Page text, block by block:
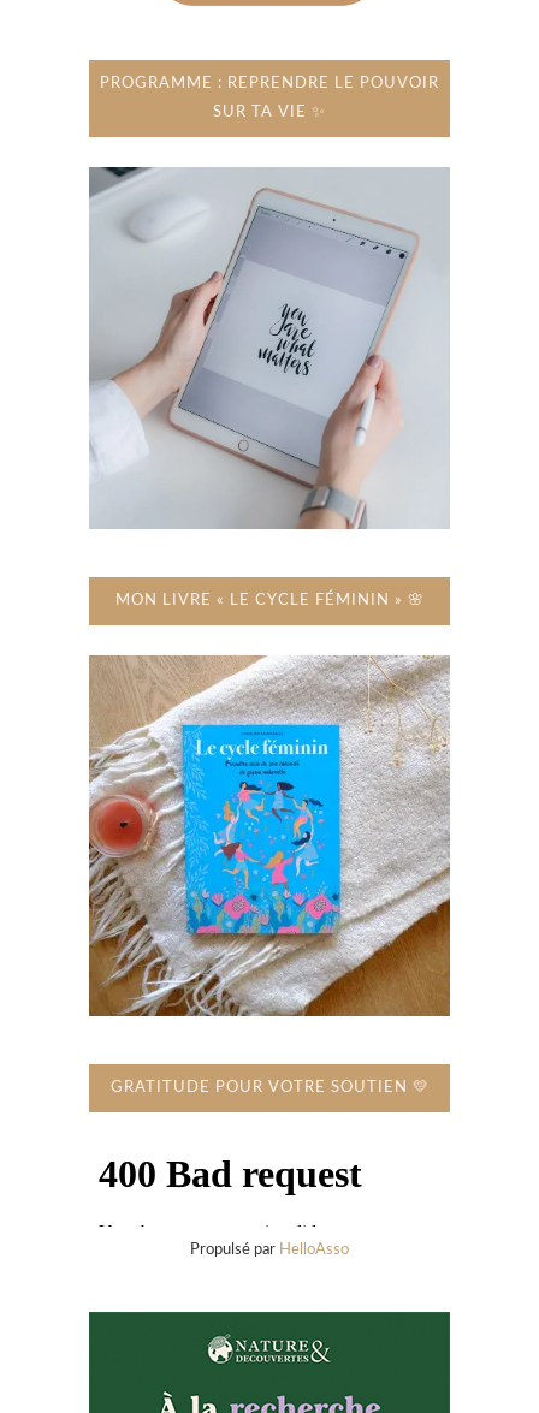
PROGRAMME : REPRENDRE LE POUVOIR
SUR TA VIE ✨
MON LIVRE « LE CYCLE FÉMININ » 🌸
GRATITUDE POUR VOTRE SOUTIEN 💛
Propulsé par HelloAsso